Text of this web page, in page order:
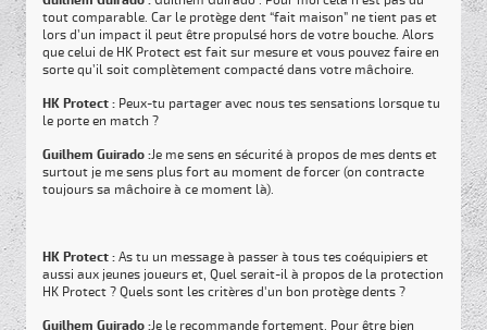
tout comparable. Car le protège dent “fait maison” ne tient pas et
lors d’un impact il peut être propulsé hors de votre bouche. Alors
que celui de HK Protect est fait sur mesure et vous pouvez faire en
sorte qu’il soit complètement compacté dans votre mâchoire.
HK Protect : Peux-tu partager avec nous tes sensations lorsque tu
le porte en match ?
Guilhem Guirado :Je me sens en sécurité à propos de mes dents et
surtout je me sens plus fort au moment de forcer (on contracte
toujours sa mâchoire à ce moment là).
HK Protect : As tu un message à passer à tous tes coéquipiers et
aussi aux jeunes joueurs et, Quel serait-il à propos de la protection
HK Protect ? Quels sont les critères d'un bon protège dents ?
Guilhem Guirado :Je le recommande fortement. Pour être bien